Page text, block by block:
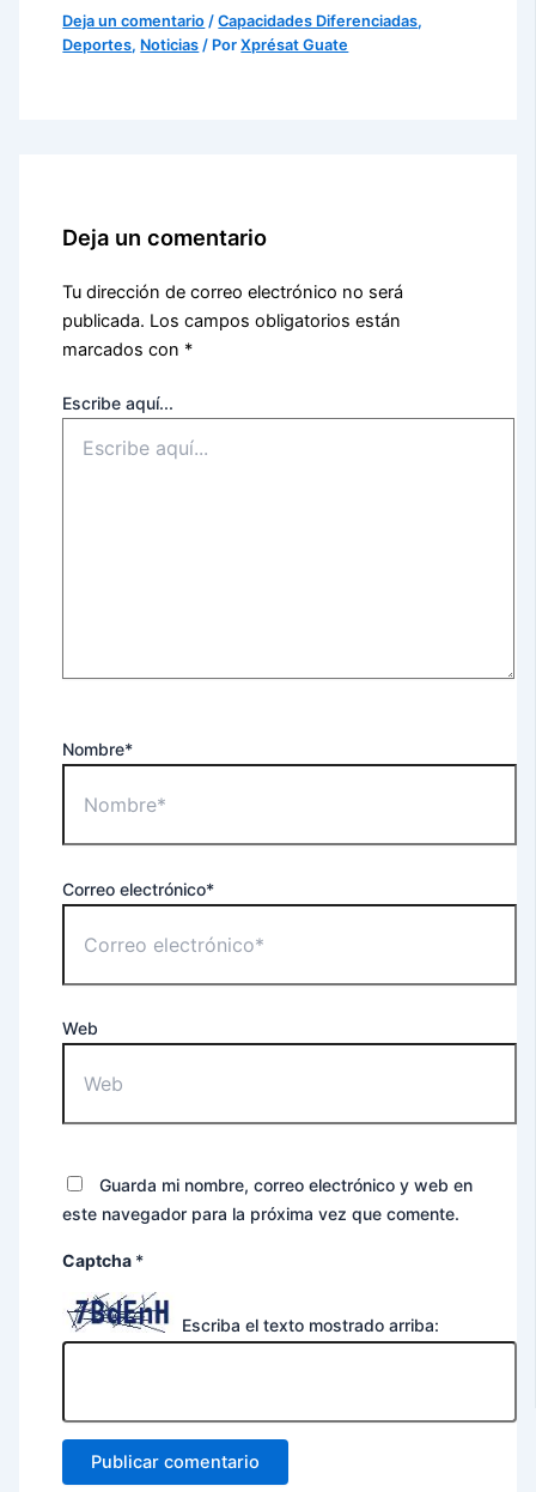
Deja un comentario /Capacidades Diferenciadas,
Deportes, Noticias / PorXprésat Guate
Deja un comentario
Tu dirección de correo electrónico no será
publicada. Los campos obligatorios están
marcados con *
Escribe aquí...
Nombre*
Correo electrónico*
Web
Guarda mi nombre, correo electrónico y web en
este navegador para la próxima vez que comente.
Captcha *
Escriba el texto mostrado arriba: